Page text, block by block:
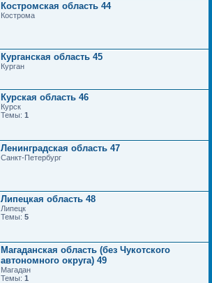
Костромская область 44
Кострома
Курганская область 45
Курган
Курская область 46
Курск
Темы: 1
Ленинградская область 47
Санкт-Петербург
Липецкая область 48
Липецк
Темы: 5
Магаданская область (без Чукотского
автономного округа) 49
Магадан
Темы: 1